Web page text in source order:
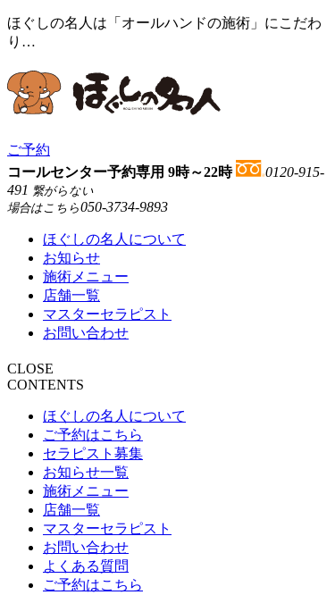
ほぐしの名人は「オールハンドの施術」にこだわ
り…
ご予約
コールセンター予約専用 9時～22時
0120-915-
491 繋がらない
場合はこちら050-3734-9893
ほぐしの名人について
お知らせ
施術メニュー
店舗一覧
マスターセラピスト
お問い合わせ
CLOSE
CONTENTS
ほぐしの名人について
ご予約はこちら
セラピスト募集
お知らせ一覧
施術メニュー
店舗一覧
マスターセラピスト
お問い合わせ
よくある質問
ご予約はこちら